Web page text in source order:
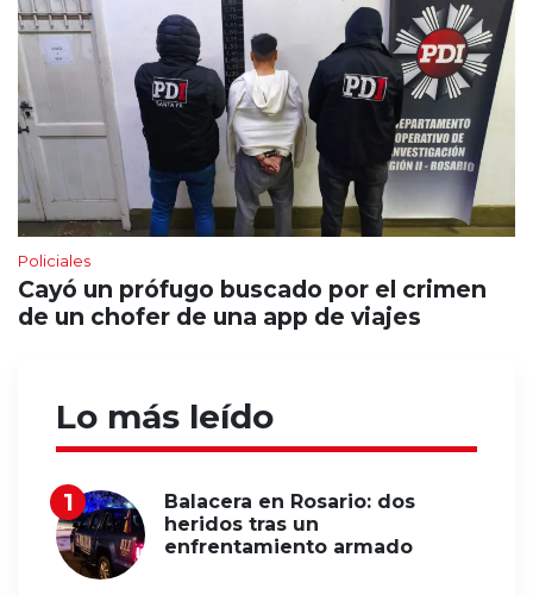
Policiales
Cayó un prófugo buscado por el crimen
de un chofer de una app de viajes
Lo más leído
Balacera en Rosario: dos
heridos tras un
enfrentamiento armado